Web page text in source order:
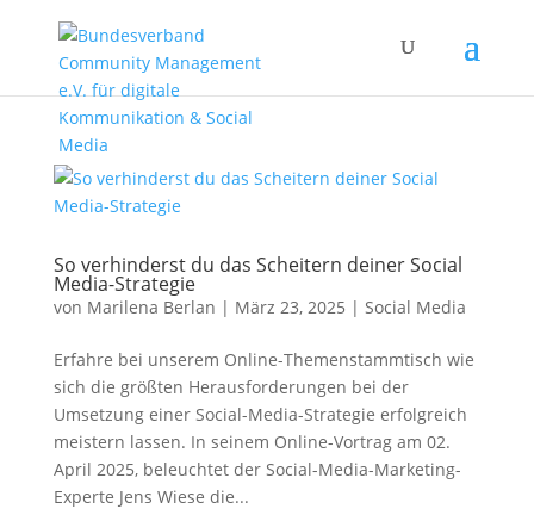
So verhinderst du das Scheitern deiner Social
Media-Strategie
von Marilena Berlan | März 23, 2025 | Social Media
Erfahre bei unserem Online-Themenstammtisch wie
sich die größten Herausforderungen bei der
Umsetzung einer Social-Media-Strategie erfolgreich
meistern lassen. In seinem Online-Vortrag am 02.
April 2025, beleuchtet der Social-Media-Marketing-
Experte Jens Wiese die...